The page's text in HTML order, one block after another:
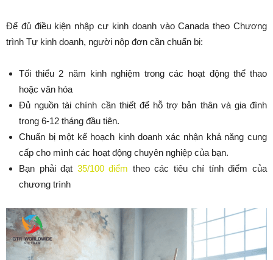
Để đủ điều kiện nhập cư kinh doanh vào Canada theo Chương
trình Tự kinh doanh, người nộp đơn cần chuẩn bị:
Tối thiểu 2 năm kinh nghiệm trong các hoạt động thể thao
hoặc văn hóa
Đủ nguồn tài chính cần thiết để hỗ trợ bản thân và gia đình
trong 6-12 tháng đầu tiên.
Chuẩn bị một kế hoạch kinh doanh xác nhận khả năng cung
cấp cho mình các hoạt động chuyên nghiệp của bạn.
Bạn phải đạt 35/100 điểm theo các tiêu chí tính điểm của
chương trình